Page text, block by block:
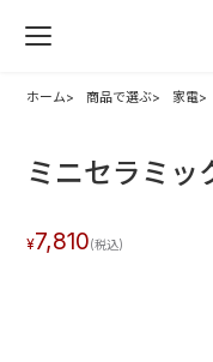
ホーム 商品で選ぶ 家電
ミニセラミッ
7,810